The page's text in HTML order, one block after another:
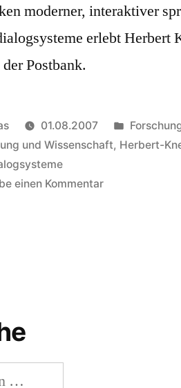
moderner, interaktiver
erlebt
Postbank.
01.08.2007
in
und Wissenschaft, Herbert-
einen Kommentarzu